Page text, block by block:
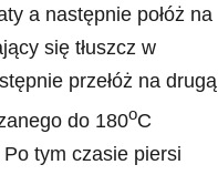
a następnie połóż na
się tłuszcz w
przełóż na drugą
do 180oC
tym czasie piersi